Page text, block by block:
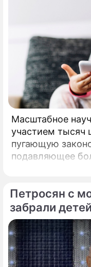
Масштабное
участием тысяч
пугающую
подавляющее
не
социальным
подростковом
скрытым
Петросян с
забрали